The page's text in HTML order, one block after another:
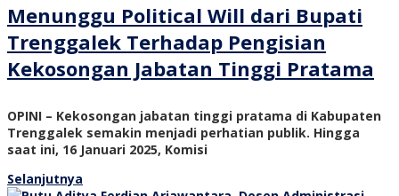
Menunggu Political Will dari Bupati
Trenggalek Terhadap Pengisian
Kekosongan Jabatan Tinggi Pratama
OPINI – Kekosongan jabatan tinggi pratama di Kabupaten
Trenggalek semakin menjadi perhatian publik. Hingga
saat ini, 16 Januari 2025, Komisi
Selanjutnya